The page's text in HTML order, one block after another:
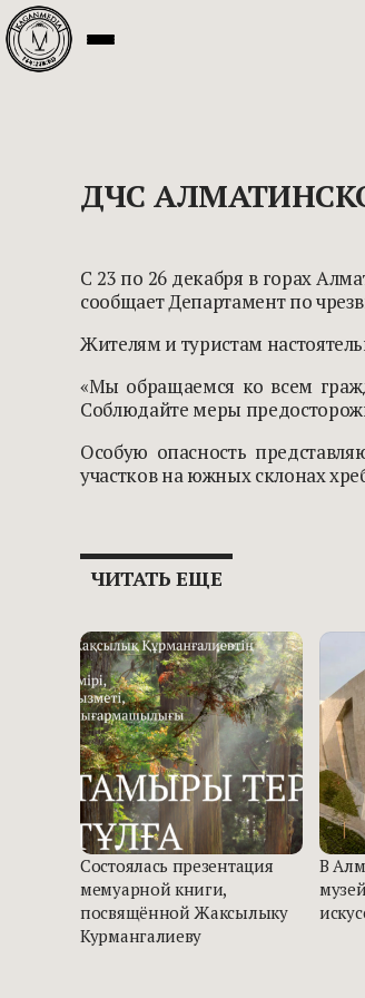
ДЧС
С 23 по 26 декабря в горах
сообщает Департамент по
Жителям и туристам
«Мы обращаемся ко всем
Соблюдайте меры
Особую опасность
участков на южных склонах
ЧИТАТЬ ЕЩЕ
Состоялась презентация
мемуарной книги,
посвящённой Жаксылыку
Курмангалиеву
В